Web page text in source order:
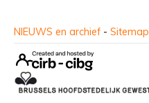
NIEUWS en archief - Sitemap